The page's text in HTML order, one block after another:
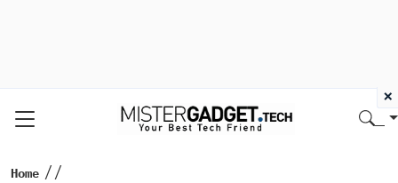
Home //
×